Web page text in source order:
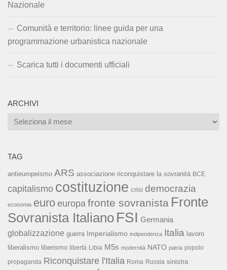
Nazionale
Comunità e territorio: linee guida per una
programmazione urbanistica nazionale
Scarica tutti i documenti ufficiali
ARCHIVI
Archivi
TAG
antieuropeismo ARS associazione riconquistare la sovranità BCE
capitalismo costituzione crisi democrazia
economia euro europa fronte sovranista Fronte
Sovranista Italiano FSI Germania
globalizzazione guerra Imperialismo indipendenza Italia lavoro
liberalismo liberismo libertà Libia M5s modernità NATO patria popolo
propaganda Riconquistare l'Italia Roma Russia sinistra